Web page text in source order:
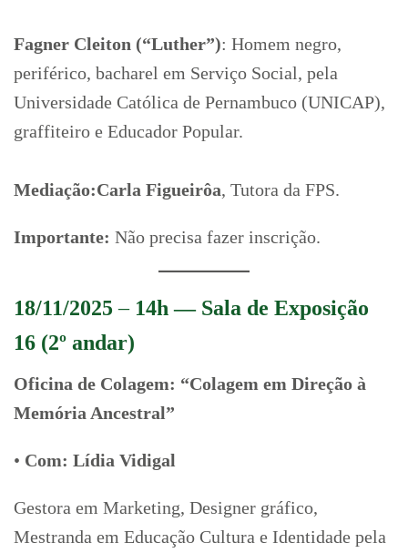
Fagner Cleiton (“Luther”): Homem negro,
periférico, bacharel em Serviço Social, pela
Universidade Católica de Pernambuco (UNICAP),
graffiteiro e Educador Popular.
Mediação:Carla Figueirôa, Tutora da FPS.
Importante: Não precisa fazer inscrição.
18/11/2025– 14h — Sala de Exposição
16 (2º andar)
Oficina de Colagem: “Colagem em Direção à
Memória Ancestral”
• Com: Lídia Vidigal
Gestora em Marketing, Designer gráfico,
Mestranda em Educação Cultura e Identidade pela